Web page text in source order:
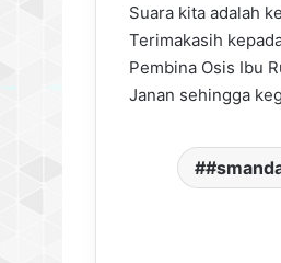
Suara kita adalah
Terimakasih
Pembina Osis Ibu
Janan sehingga